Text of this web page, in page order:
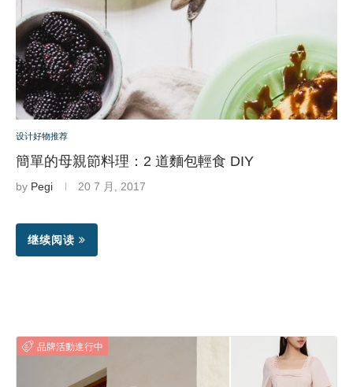
设计好物推荐
簡單的母親節料理：2 道麵包輕食 DIY
by Pegi 20 7 月, 2017
继续阅读